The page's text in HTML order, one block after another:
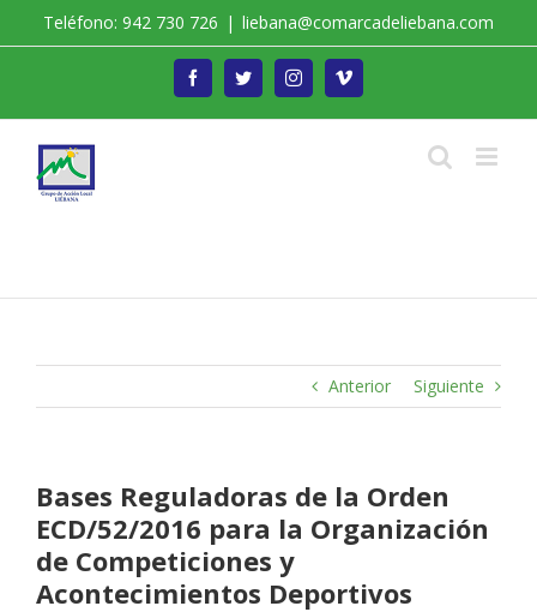
Teléfono: 942 730 726 | liebana@comarcadeliebana.com
FacebookTwitterInstagramVimeo
Anterior Siguiente
Bases Reguladoras de la Orden
ECD/52/2016 para la Organización
de Competiciones y
Acontecimientos Deportivos